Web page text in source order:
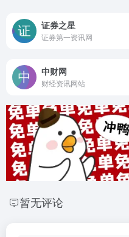
证券之星
证券第一资讯网
中财网
财经资讯网站
暂无评论